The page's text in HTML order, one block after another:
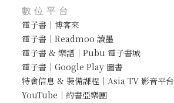
數位平台
電子書｜博客來
電子書｜Readmoo 讀墨
電子書 & 樂譜｜Pubu 電子書城
電子書｜Google Play 圖書
特會信息 & 裝備課程｜Asia TV 影音平台
YouTube｜約書亞樂團